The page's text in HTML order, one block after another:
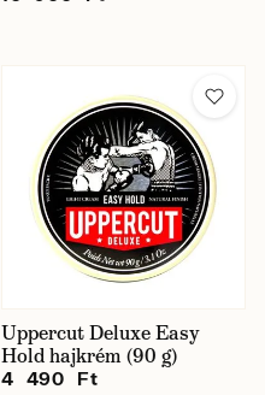
Uppercut Deluxe Easy
Hold hajkrém (90 g)
4 490 Ft